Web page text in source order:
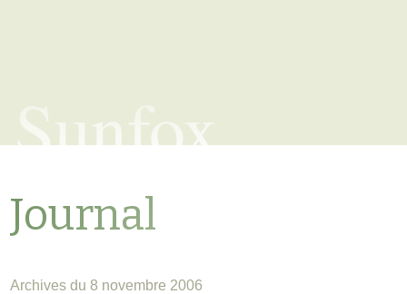
Sunfox
Journal
Archives du 8 novembre 2006